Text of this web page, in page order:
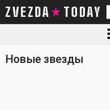
ZVEZDA TODAY
Новые звезды